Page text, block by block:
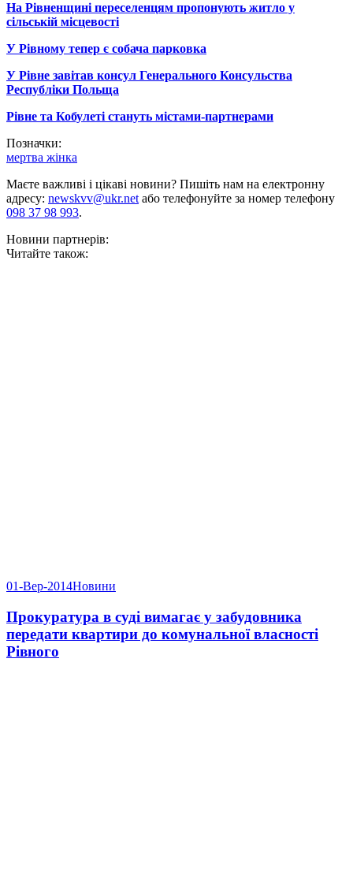
На Рівненщині переселенцям пропонують житло у
сільській місцевості
У Рівному тепер є собача парковка
У Рівне завітав консул Генерального Консульства
Республіки Польща
Рівне та Кобулеті стануть містами-партнерами
Позначки:
мертва жінка
Маєте важливі і цікаві новини? Пишіть нам на електронну
адресу: newskvv@ukr.netабо телефонуйте за номер телефону
098 37 98 993.
Новини партнерів:
Читайте також:
01-Вер-2014Новини
Прокуратура в суді вимагає у забудовника
передати квартири до комунальної власності
Рівного